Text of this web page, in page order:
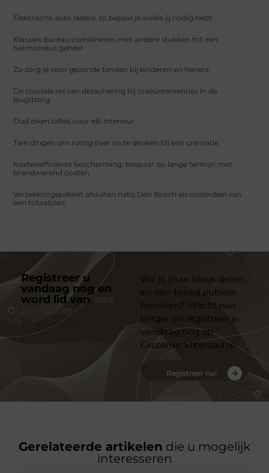
Elektrische auto laders: zo bepaal je welke jij nodig hebt
Klassiek bureau combineren met andere stukken tot een
harmonieus geheel
Zo zorg je voor gezonde tanden bij kinderen en tieners
De cruciale rol van detachering bij crisisinterventies in de
jeugdzorg
Oud eiken tafels voor elk interieur
Tien dingen om rustig over na te denken bij een crematie
Kostenefficiënte bescherming: bespaar op lange termijn met
brandwerend coaten
Verzekeringspakket afsluiten nabij Den Bosch als onderdeel van
een totaalplan
Registreer u
vandaag nog en
word lid van
platform
Wil jij jouw blogs delen
en een breed publiek
bereiken? Wacht niet
langer en registreer je
vandaag nog op
Grotemarktberaad.nl
Registreer nu!
Gerelateerde artikelen die u mogelijk
interesseren